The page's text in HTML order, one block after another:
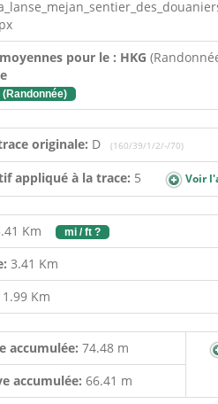
pour le : HKG
(Randonnée)
originale: D (160/39/1/2/-/70)
appliqué à la trace: 5 Voir
Km mi / ft ?
3.41 Km
1.99 Km
accumulée: 74.48 m
accumulée: 66.41 m